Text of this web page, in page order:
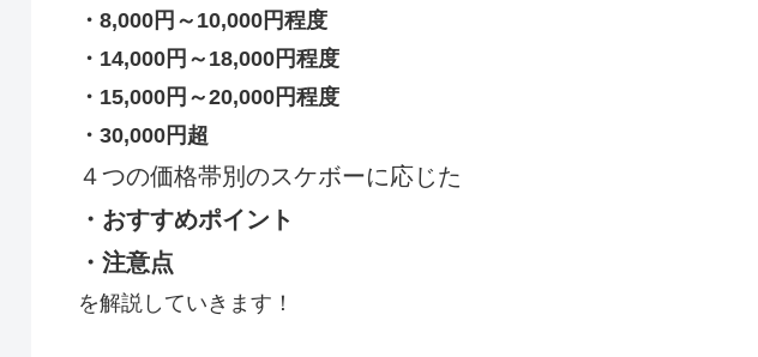
・8,000円～10,000円程度
・14,000円～18,000円程度
・15,000円～20,000円程度
・30,000円超
４つの価格帯別のスケボーに応じた
・おすすめポイント
・注意点
を解説していきます！